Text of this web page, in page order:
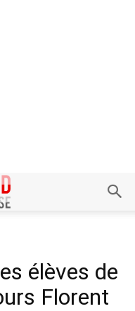
élèves de
Florent